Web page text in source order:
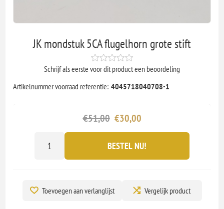
JK mondstuk 5CA flugelhorn grote stift
Schrijf als eerste voor dit product een beoordeling
Artikelnummer voorraad referentie: 4045718040708-1
€51,00 €30,00
BESTEL NU!
Toevoegen aan verlanglijst Vergelijk product